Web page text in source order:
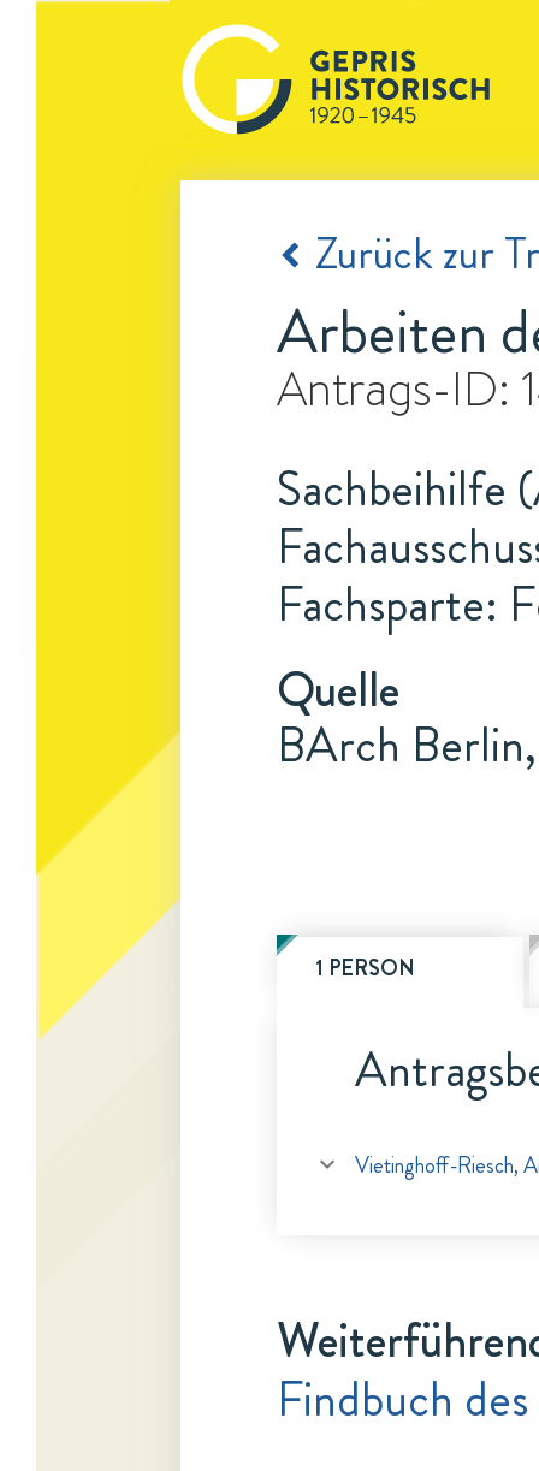
Zurück zur
Arbeiten
Antrags-ID:
Sachbeihilfe
Fachsparte:
Quelle
BArch
1 PERSON
Vietinghoff-Riesch,
Findbuch